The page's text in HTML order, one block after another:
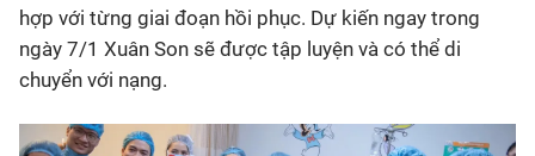
hợp với từng giai đoạn hồi phục. Dự kiến ngay trong
ngày 7/1 Xuân Son sẽ được tập luyện và có thể di
chuyển với nạng.